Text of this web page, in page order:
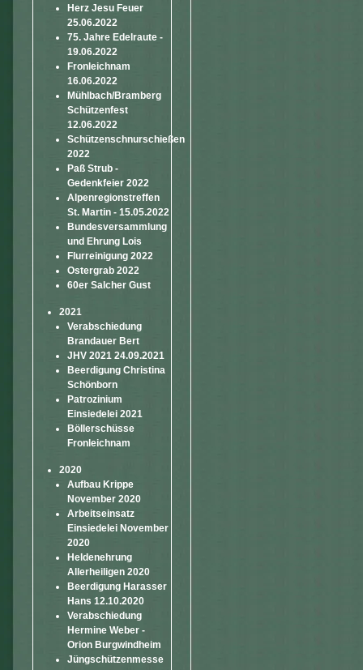
Herz Jesu Feuer
25.06.2022
75. Jahre Edelraute -
19.06.2022
Fronleichnam
16.06.2022
Mühlbach/Bramberg
Schützenfest
12.06.2022
Schützenschnurschießen
2022
Paß Strub -
Gedenkfeier 2022
Alpenregionstreffen
St. Martin - 15.05.2022
Bundesversammlung
und Ehrung Lois
Flurreinigung 2022
Ostergrab 2022
60er Salcher Gust
2021
Verabschiedung
Brandauer Bert
JHV 2021 24.09.2021
Beerdigung Christina
Schönborn
Patrozinium
Einsiedelei 2021
Böllerschüsse
Fronleichnam
2020
Aufbau Krippe
November 2020
Arbeitseinsatz
Einsiedelei November
2020
Heldenehrung
Allerheiligen 2020
Beerdigung Harasser
Hans 12.10.2020
Verabschiedung
Hermine Weber -
Orion Burgwindheim
Jüngschützenmesse